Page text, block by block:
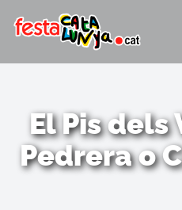
El Pis dels
Pedrera o